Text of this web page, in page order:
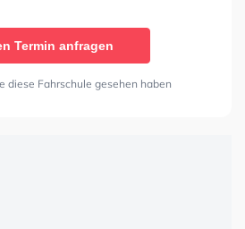
Termin anfragen
diese Fahrschule gesehen haben